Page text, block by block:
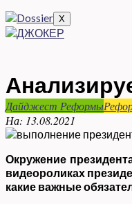
X
Дайджест Реформы
На: 13.08.2021
Окружение
видеороликах
какие важные